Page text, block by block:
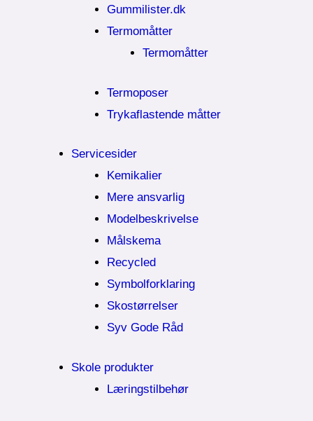
Gummilister.dk
Termomåtter
Termomåtter
Termoposer
Trykaflastende måtter
Servicesider
Kemikalier​
Mere ansvarlig
Modelbeskrivelse
Målskema
Recycled
Symbolforklaring
Skostørrelser
Syv Gode Råd
Skole produkter
Læringstilbehør